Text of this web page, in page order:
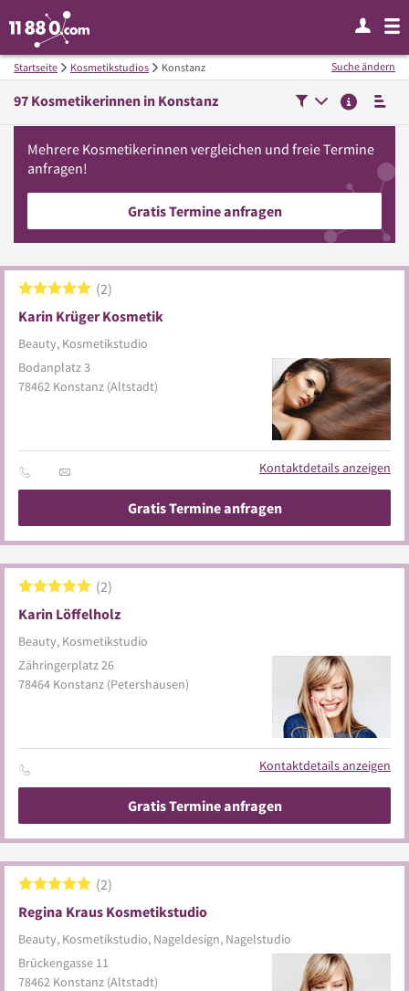
Startseite Kosmetikstudios Konstanz
97 Kosmetikerinnen in Konstanz
Suche ändern
Mehrere Kosmetikerinnen vergleichen und freie Termine
anfragen!
Gratis Termine anfragen
Karin Krüger Kosmetik
Beauty, Kosmetikstudio
2
Bodanplatz 3
78462 Konstanz (Altstadt)
Kontaktdetails anzeigen
Gratis Termine anfragen
Karin Löffelholz
Beauty, Kosmetikstudio
2
Zähringerplatz 26
78464 Konstanz (Petershausen)
Kontaktdetails anzeigen
Gratis Termine anfragen
Regina Kraus Kosmetikstudio
Beauty, Kosmetikstudio, Nageldesign, Nagelstudio
2
Brückengasse 11
78462 Konstanz (Altstadt)